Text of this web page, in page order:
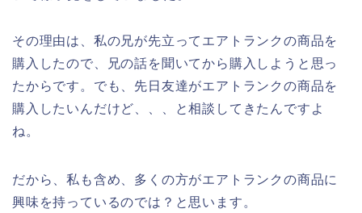
その理由は、私の兄が先立ってエアトランクの商品を
購入したので、兄の話を聞いてから購入しようと思っ
たからです。でも、先日友達がエアトランクの商品を
購入したいんだけど、、、と相談してきたんですよ
ね。
だから、私も含め、多くの方がエアトランクの商品に
興味を持っているのでは？と思います。